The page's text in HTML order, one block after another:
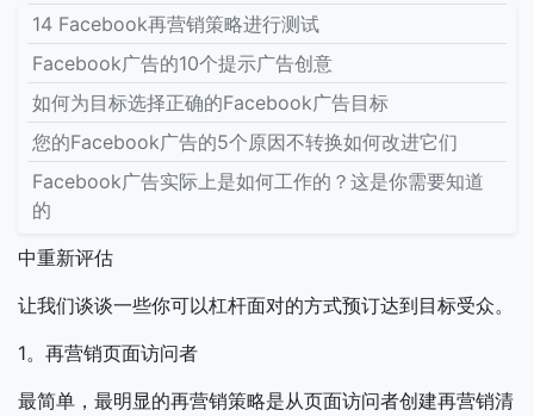
14 Facebook再营销策略进行测试
Facebook广告的10个提示广告创意
如何为目标选择正确的Facebook广告目标
您的Facebook广告的5个原因不转换如何改进它们
Facebook广告实际上是如何工作的？这是你需要知道
的
中重新评估
让我们谈谈一些你可以杠杆面对的方式预订达到目标受众。
1。再营销页面访问者
最简单，最明显的再营销策略是从页面访问者创建再营销清